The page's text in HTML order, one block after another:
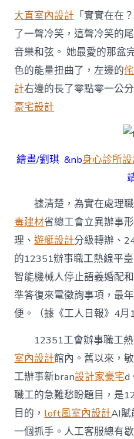
大直室內設計 「實實在在
了一聲冷笑，這聲冷笑的
音樂和弦。 她最愛的那盆
色的能量扭曲了，左邊的
計右邊的長了零點零一公分
豪宅設計
繪畫/劉琪 &nb身心診所
據清楚，為實在處理
毒建材省總工會立異辦事
理、遊艇設計分級轉辦、
的12351辦事職工熱線平
智能機械人停止語義婚配
準答復來電徵詢事項，最
便。（據《工人日報》4月1
12351工會辦事職工
室內設計館內。舊以來，
工辦事新bran設計家豪宅d
職工的急難愁盼題目，是
目的， loft風室內設計AI賦
一個抓手。人工客服總有